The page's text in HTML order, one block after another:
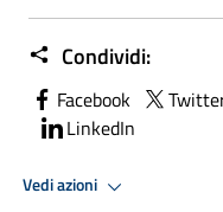
Condividi:
Facebook
LinkedIn
Vedi azioni